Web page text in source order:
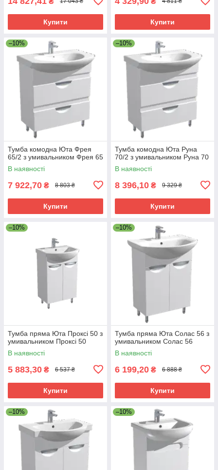
Купити Купити
–10%
Тумба комодна Юта Фрея
65/2 з умивальником Фрея 65
В наявності
7 922,70 ₴ 8 803 ₴
Купити
–10%
Тумба комодна Юта Руна
70/2 з умивальником Руна 70
В наявності
8 396,10 ₴ 9 329 ₴
Купити
–10%
Тумба пряма Юта Проксі 50 з
умивальником Проксі 50
В наявності
5 883,30 ₴ 6 537 ₴
Купити
–10%
Тумба пряма Юта Солас 56 з
умивальником Солас 56
В наявності
6 199,20 ₴ 6 888 ₴
Купити
–10% –10%